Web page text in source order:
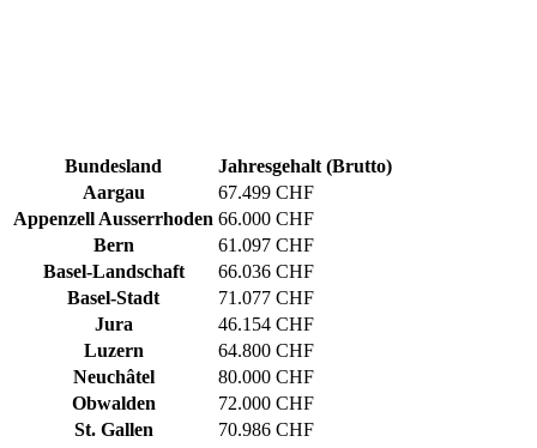
Bundesland
Jahresgehalt (Brutto)
Aargau
67.499 CHF
Appenzell Ausserrhoden 66.000 CHF
Bern
61.097 CHF
Basel-Landschaft
66.036 CHF
Basel-Stadt
71.077 CHF
Jura
46.154 CHF
Luzern
64.800 CHF
Neuchâtel
80.000 CHF
Obwalden
72.000 CHF
St. Gallen
70.986 CHF